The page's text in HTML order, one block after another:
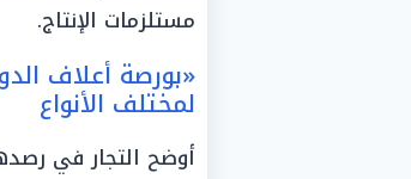
مستلزمات الإنتاج.
«بورصة أعلاف
لمختلف الأنواع
أوضح التجار في